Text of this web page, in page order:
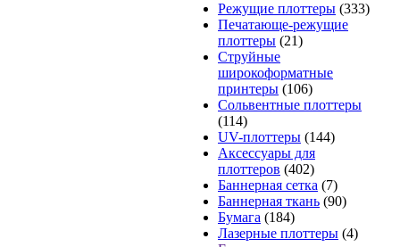
Режущие плоттеры (333)
Печатающе-режущие
плоттеры (21)
Струйные
широкоформатные
принтеры (106)
Сольвентные плоттеры
(114)
UV-плоттеры (144)
Аксессуары для
плоттеров (402)
Баннерная сетка (7)
Баннерная ткань (90)
Бумага (184)
Лазерные плоттеры (4)